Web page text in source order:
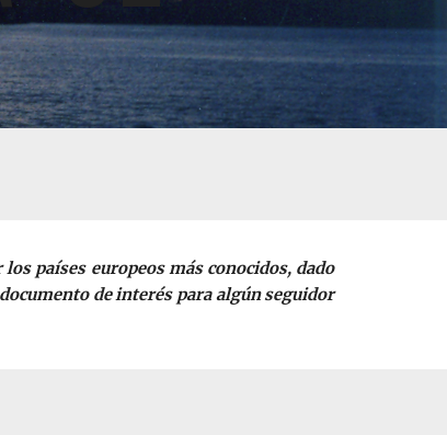
países europeos más conocidos, dado
de interés para algún seguidor